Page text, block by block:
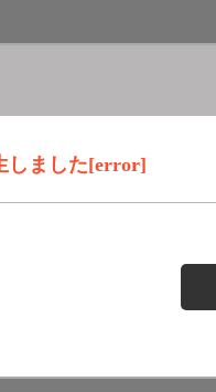
しました[error]